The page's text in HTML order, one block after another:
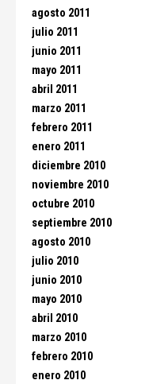
agosto 2011
julio 2011
junio 2011
mayo 2011
abril 2011
marzo 2011
febrero 2011
enero 2011
diciembre 2010
noviembre 2010
octubre 2010
septiembre 2010
agosto 2010
julio 2010
junio 2010
mayo 2010
abril 2010
marzo 2010
febrero 2010
enero 2010